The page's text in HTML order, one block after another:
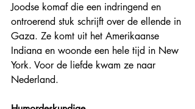
Joodse komaf die een indringend en
ontroerend stuk schrijft over de ellende in
Gaza. Ze komt uit het Amerikaanse
Indiana en woonde een hele tijd in New
York. Voor de liefde kwam ze naar
Nederland.